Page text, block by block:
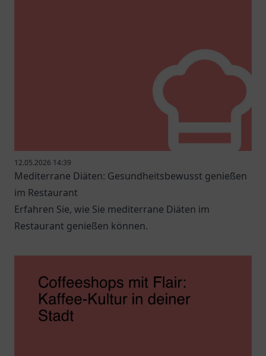
12.05.2026 14:39
Mediterrane Diäten: Gesundheitsbewusst genießen
im Restaurant
Erfahren Sie, wie Sie mediterrane Diäten im
Restaurant genießen können.